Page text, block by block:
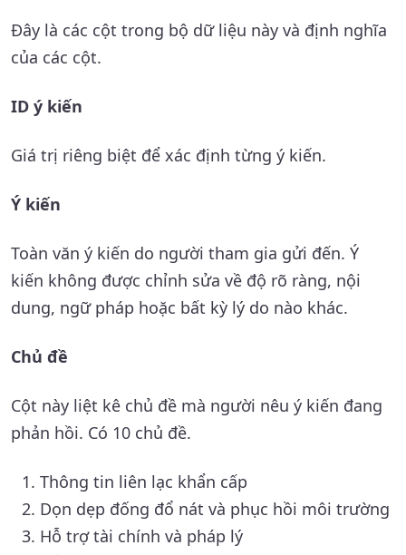
Đây là các cột trong bộ dữ liệu này và định nghĩa
của các cột.
ID ý kiến
Giá trị riêng biệt để xác định từng ý kiến.
Ý kiến
Toàn văn ý kiến do người tham gia gửi đến. Ý
kiến không được chỉnh sửa về độ rõ ràng, nội
dung, ngữ pháp hoặc bất kỳ lý do nào khác.
Chủ đề
Cột này liệt kê chủ đề mà người nêu ý kiến đang
phản hồi. Có 10 chủ đề.
Thông tin liên lạc khẩn cấp
Dọn dẹp đống đổ nát và phục hồi môi trường
Hỗ trợ tài chính và pháp lý